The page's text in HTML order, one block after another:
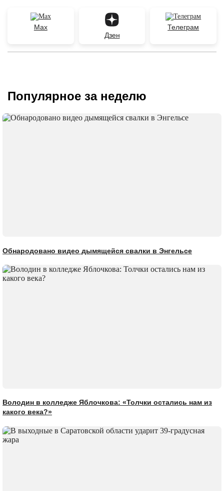
Max
Дзен
Телеграм
Популярное за неделю
Обнародовано видео дымящейся свалки в Энгельсе
Володин в колледже Яблочкова: «Толчки остались нам из
какого века?»